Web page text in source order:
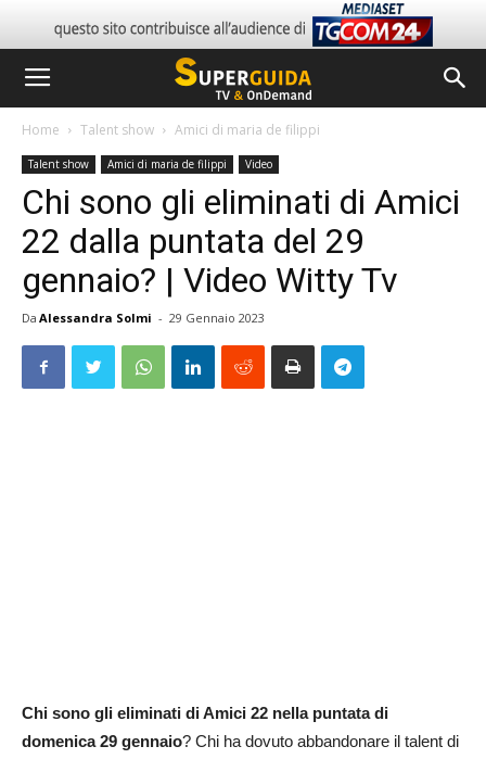
Home Talent show Amici di maria de filippi
Talent show Amici di maria de filippi Video
Chi sono gli eliminati di Amici
22 dalla puntata del 29
gennaio? | Video Witty Tv
Da Alessandra Solmi - 29 Gennaio 2023
Chi sono gli eliminati di Amici 22 nella puntata di
domenica 29 gennaio? Chi ha dovuto abbandonare il talent di